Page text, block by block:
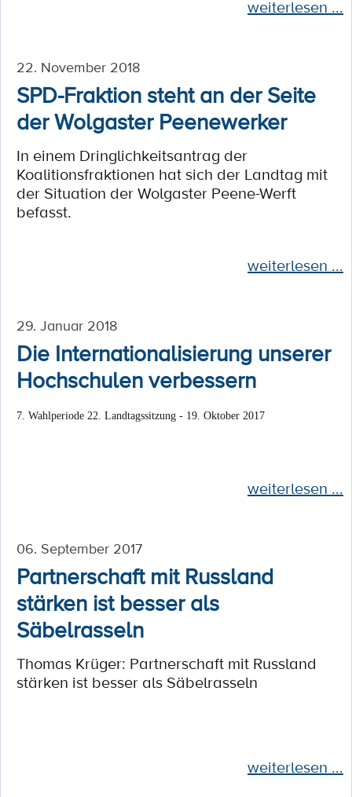
weiterlesen ...
22. November 2018
SPD-Fraktion steht an der Seite
der Wolgaster Peenewerker
In einem Dringlichkeitsantrag der
Koalitionsfraktionen hat sich der Landtag mit
der Situation der Wolgaster Peene-Werft
befasst.
weiterlesen ...
29. Januar 2018
Die Internationalisierung unserer
Hochschulen verbessern
7. Wahlperiode 22. Landtagssitzung - 19. Oktober 2017
weiterlesen ...
06. September 2017
Partnerschaft mit Russland
stärken ist besser als
Säbelrasseln
Thomas Krüger: Partnerschaft mit Russland
stärken ist besser als Säbelrasseln
weiterlesen ...